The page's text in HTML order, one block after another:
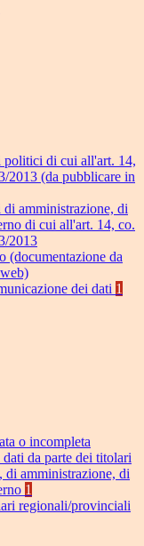
di cui all'art. 14,
2013 (da pubblicare in
amministrazione, di
di cui all'art. 14, co.
2013
(documentazione da
dei dati 1
o incompleta
da parte dei titolari
amministrazione, di
1
regionali/provinciali